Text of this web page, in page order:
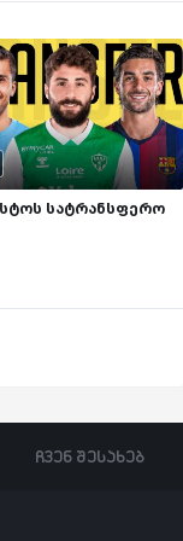
სატრანსფერო
ჩვენ შესახებ